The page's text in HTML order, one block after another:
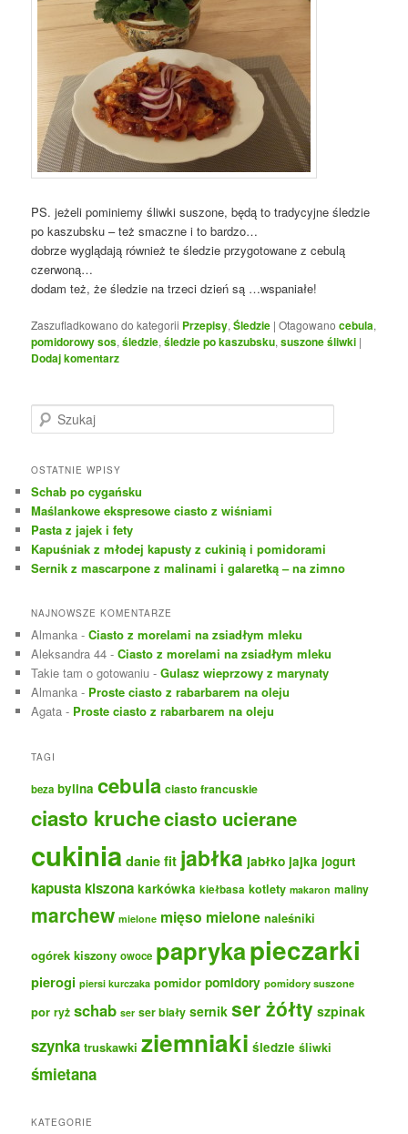
PS. jeżeli pominiemy śliwki suszone, będą to tradycyjne śledzie
po kaszubsku – też smaczne i to bardzo…
dobrze wyglądają również te śledzie przygotowane z cebulą
czerwoną…
dodam też, że śledzie na trzeci dzień są …wspaniałe!
Zaszufladkowano do kategorii Przepisy,Śledzie |Otagowano cebula,
pomidorowy sos,śledzie,śledzie po kaszubsku,suszone śliwki |
Dodaj komentarz
z
k
j
OSTATNIE WPISY
Schab po cygańsku
Maślankowe ekspresowe ciasto z wiśniami
Pasta z jajek i fety
Kapuśniak z młodej kapusty z cukinią i pomidorami
Sernik z mascarpone z malinami i galaretką – na zimno
NAJNOWSZE KOMENTARZE
Almanka -Ciasto z morelami na zsiadłym mleku
Aleksandra 44 -Ciasto z morelami na zsiadłym mleku
Takie tam o gotowaniu -Gulasz wieprzowy z marynaty
Almanka - Proste ciasto z rabarbarem na oleju
Agata - Proste ciasto z rabarbarem na oleju
TAGI
beza bylina cebula ciasto francuskie
ciasto krucheciasto ucierane
cukiniadanie fit jabłka jabłko jajka jogurt
kapusta kiszona karkówka kiełbasa kotlety makaron maliny
marchew mielone mięso mielone naleśniki
ogórek kiszony owoce paprykapieczarki
pierogi piersi kurczaka pomidor pomidory pomidory suszone
por ryż schab ser ser biały sernik ser żółty szpinak
szynka truskawki ziemniaki śledzie śliwki
śmietana
KATEGORIE